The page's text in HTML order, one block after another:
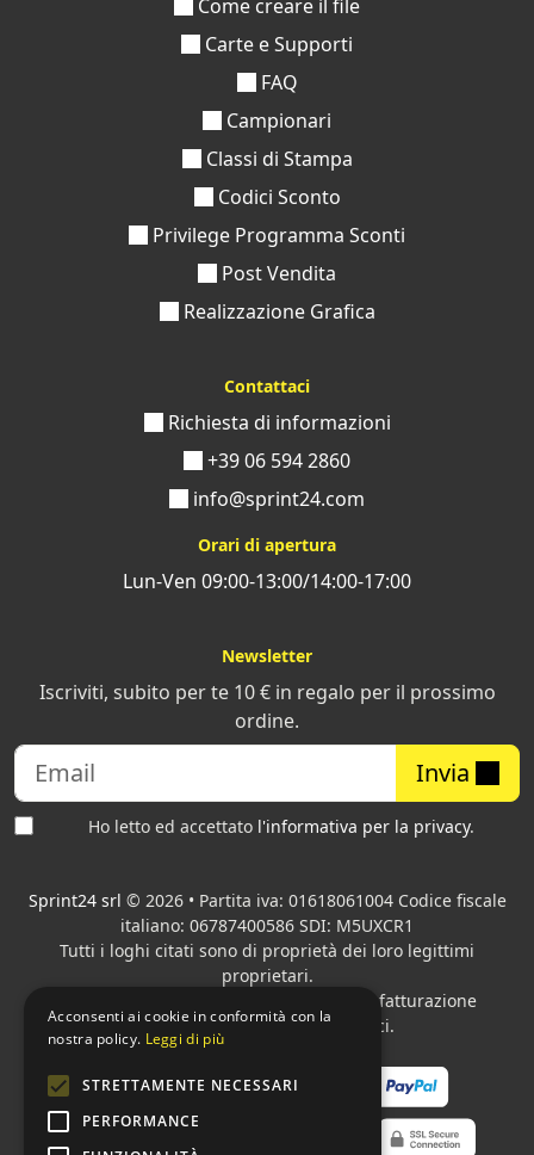
Come creare il file
Carte e Supporti
FAQ
Campionari
Classi di Stampa
Codici Sconto
Privilege Programma Sconti
Post Vendita
Realizzazione Grafica
Contattaci
Richiesta di informazioni
+39 06 594 2860
info@sprint24.com
Orari di apertura
Lun-Ven 09:00-13:00/14:00-17:00
Newsletter
Iscriviti, subito per te 10 € in regalo per il prossimo
ordine.
Invia
Ho letto ed accettato l'informativa per la privacy.
Sprint24 srl © 2026 • Partita iva: 01618061004 Codice fiscale
italiano: 06787400586 SDI: M5UXCR1
Tutti i loghi citati sono di proprietà dei loro legittimi
proprietari.
adibita alla fatturazione
elettronica per gli Enti pubblici.
Acconsenti ai cookie in conformità con la
nostra policy. Leggi di più
STRETTAMENTE NECESSARI
PERFORMANCE